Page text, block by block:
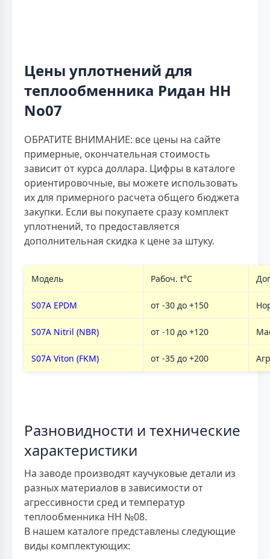
Цены уплотнений для
теплообменника Ридан НН
No07
ОБРАТИТЕ ВНИМАНИЕ: все цены на сайте
примерные, окончательная стоимость
зависит от курса доллара. Цифры в каталоге
ориентировочные, вы можете использовать
их для примерного расчета общего бюджета
закупки. Если вы покупаете сразу комплект
уплотнений, то предоставляется
дополнительная скидка к цене за штуку.
Модель Рабоч. t°C
S07A EPDM от -30 до +150
S07A Nitril (NBR) от -10 до +120
S07A Viton (FKM) от -35 до +200
Разновидности и технические
характеристики
На заводе производят каучуковые детали из
разных материалов в зависимости от
агрессивности сред и температур
теплообменника НН №08.
В нашем каталоге представлены следующие
виды комплектующих: